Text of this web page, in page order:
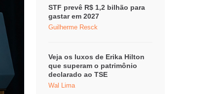
STF prevê R$ 1,2 bilhão para
gastar em 2027
Guilherme Resck
Veja os luxos de Erika Hilton
que superam o patrimônio
declarado ao TSE
Wal Lima